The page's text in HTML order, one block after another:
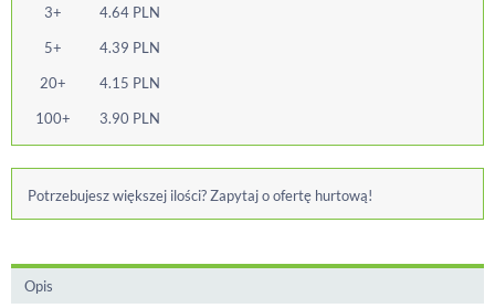
3+
4.64 PLN
5+
4.39 PLN
20+
4.15 PLN
100+
3.90 PLN
Potrzebujesz większej ilości? Zapytaj o ofertę hurtową!
Opis